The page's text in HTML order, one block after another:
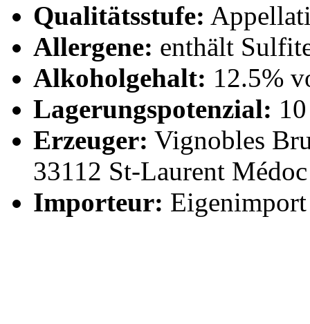
Qualitätsstufe:
Allergene: enthält
Alkoholgehalt: 12.5%
Lagerungspotenzial:
Erzeuger: Vignobles
33112 St-Laurent Médoc
Importeur: Eigenimport